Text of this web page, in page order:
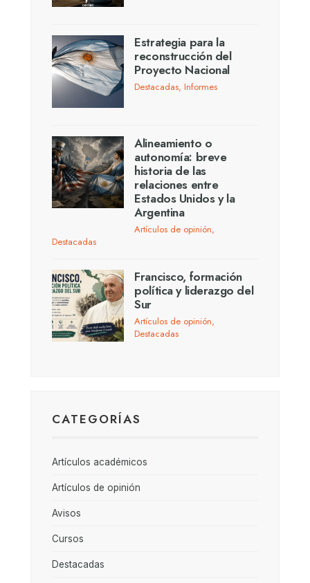
Estrategia para la
reconstrucción del
Proyecto Nacional
Destacadas, Informes
Alineamiento o
autonomía: breve
historia de las
relaciones entre
Estados Unidos y la
Argentina
Artículos de opinión,
Destacadas
Francisco, formación
política y liderazgo del
Sur
Artículos de opinión,
Destacadas
CATEGORÍAS
Artículos académicos
Artículos de opinión
Avisos
Cursos
Destacadas